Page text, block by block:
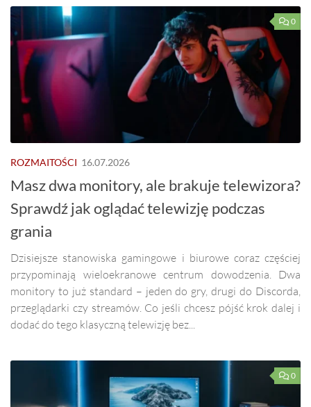
0
ROZMAITOŚCI 16.07.2026
Masz dwa monitory, ale brakuje telewizora?
Sprawdź jak oglądać telewizję podczas
grania
Dzisiejsze stanowiska gamingowe i biurowe coraz częściej
przypominają wieloekranowe centrum dowodzenia. Dwa
monitory to już standard – jeden do gry, drugi do Discorda,
przeglądarki czy streamów. Co jeśli chcesz pójść krok dalej i
dodać do tego klasyczną telewizję bez...
0